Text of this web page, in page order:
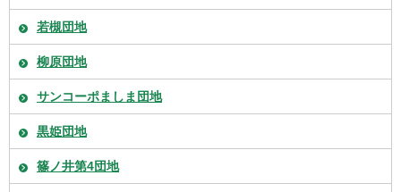
若槻団地
柳原団地
サンコーポましま団地
黒姫団地
篠ノ井第4団地